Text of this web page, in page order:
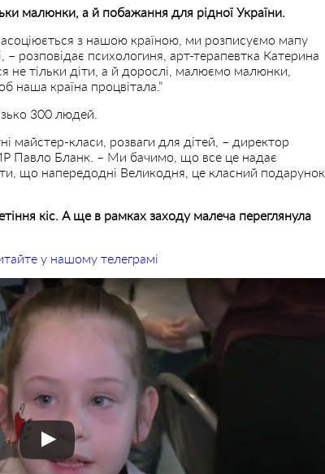
малюнки, а й побажання для рідної України.
з нашою країною, ми розписуємо мапу
розповідає психологиня, арт-терапевтка Катерина
не тільки діти, а й дорослі, малюємо малюнки,
наша країна процвітала.”
300 людей.
майстер-класи, розваги для дітей, – директор
Павло Бланк. – Ми бачимо, що все це надає
що напередодні Великодня, це класний подарунок
кіс. А ще в рамках заходу малеча переглянула
у нашому телеграмі